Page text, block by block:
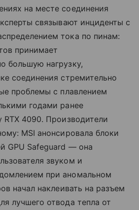
на месте соединения
связывают инциденты с
тока по пинам:
принимает
большую нагрузку,
соединения стремительно
проблемы с плавлением
годами ранее
RTX 4090. Производители
MSI анонсировала блоки
GPU Safeguard — она
звуком и
при аномальном
начал наклеивать на разъем
лучшего отвода тепла от